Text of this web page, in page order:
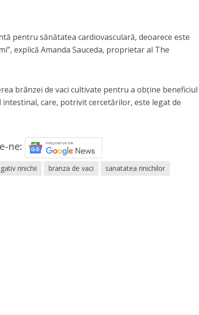
pentru sănătatea cardiovasculară, deoarece este
explică Amanda Sauceda, proprietar al The
brânzei de vaci cultivate pentru a obține beneficiul
care, potrivit cercetărilor, este legat de
ne:
rinichii branza de vaci sanatatea rinichilor